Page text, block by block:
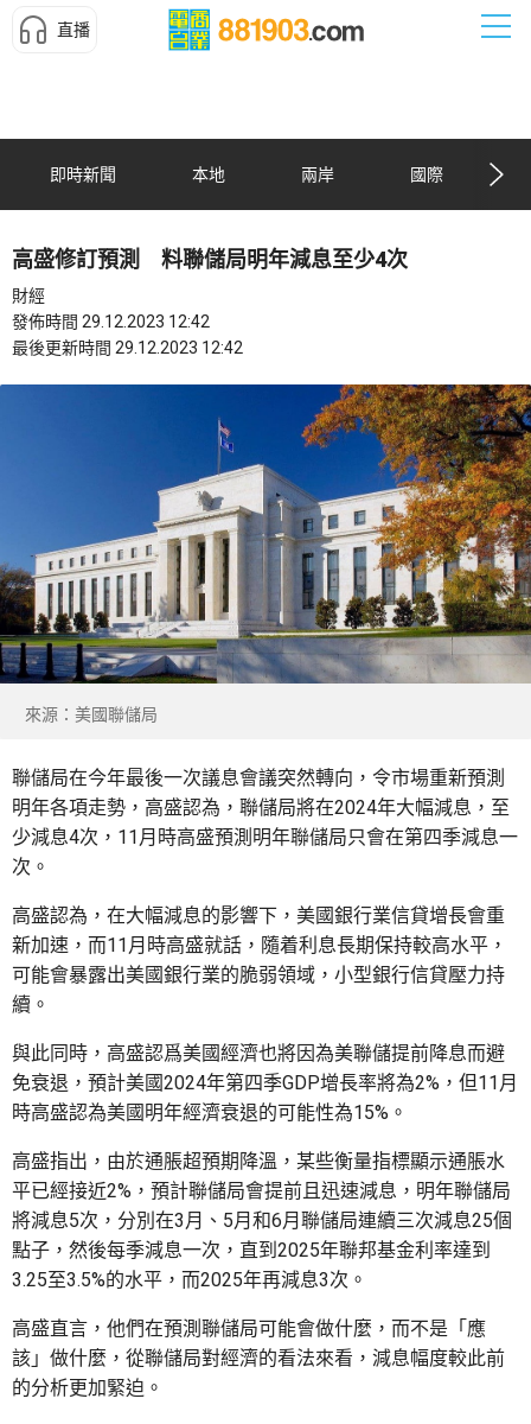
直播
即時新聞 本地 兩岸 國際
高盛修訂預測 料聯儲局明年減息至少4次
財經
發佈時間 29.12.2023 12:42
最後更新時間 29.12.2023 12:42
來源：美國聯儲局
聯儲局在今年最後一次議息會議突然轉向，令市場重新預測
明年各項走勢，高盛認為，聯儲局將在2024年大幅減息，至
少減息4次，11月時高盛預測明年聯儲局只會在第四季減息一
次。
高盛認為，在大幅減息的影響下，美國銀行業信貸增長會重
新加速，而11月時高盛就話，隨着利息長期保持較高水平，
可能會暴露出美國銀行業的脆弱領域，小型銀行信貸壓力持
續。
與此同時，高盛認爲美國經濟也將因為美聯儲提前降息而避
免衰退，預計美國2024年第四季GDP增長率將為2%，但11月
時高盛認為美國明年經濟衰退的可能性為15%。
高盛指出，由於通脹超預期降溫，某些衡量指標顯示通脹水
平已經接近2%，預計聯儲局會提前且迅速減息，明年聯儲局
將減息5次，分別在3月、5月和6月聯儲局連續三次減息25個
點子，然後每季減息一次，直到2025年聯邦基金利率達到
3.25至3.5%的水平，而2025年再減息3次。
高盛直言，他們在預測聯儲局可能會做什麼，而不是「應
該」做什麼，從聯儲局對經濟的看法來看，減息幅度較此前
的分析更加緊迫。